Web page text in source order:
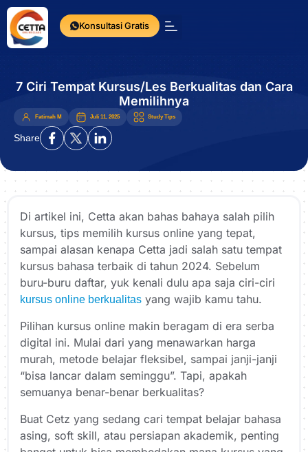
Konsultasi Gratis
7 Ciri Tempat Kursus/Les Berkualitas dan Cara
Memilihnya
Fatimah M Juli 11, 2025 Study Tips
Share
Di artikel ini, Cetta akan bahas bahaya salah pilih
kursus, tips memilih kursus online yang tepat,
sampai alasan kenapa Cetta jadi salah satu tempat
kursus bahasa terbaik di tahun 2024. Sebelum
buru-buru daftar, yuk kenali dulu apa saja ciri-ciri
kursus online berkualitas yang wajib kamu tahu.
Pilihan kursus online makin beragam di era serba
digital ini. Mulai dari yang menawarkan harga
murah, metode belajar fleksibel, sampai janji-janji
“bisa lancar dalam seminggu”. Tapi, apakah
semuanya benar-benar berkualitas?
Buat Cetz yang sedang cari tempat belajar bahasa
asing, soft skill, atau persiapan akademik, penting